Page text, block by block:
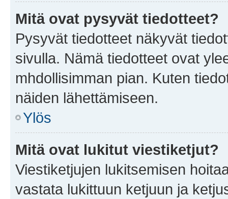
Mitä ovat pysyvät tiedotteet?
Pysyvät tiedotteet näkyvät
sivulla. Nämä tiedotteet ovat
mhdollisimman pian. Kuten
näiden lähettämiseen.
Ylös
Mitä ovat lukitut viestiketjut?
Viestiketjujen lukitsemisen
vastata lukittuun ketjuun ja